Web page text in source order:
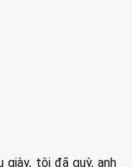
giày, tôi đã quỳ, anh